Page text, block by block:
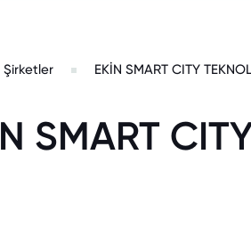
Şirketler EKİN SMART CITY
SMART